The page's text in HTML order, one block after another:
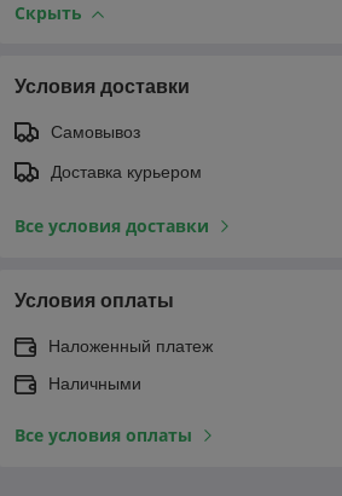
Скрыть
Условия доставки
Самовывоз
Доставка курьером
Все условия доставки
Условия оплаты
Наложенный платеж
Наличными
Все условия оплаты